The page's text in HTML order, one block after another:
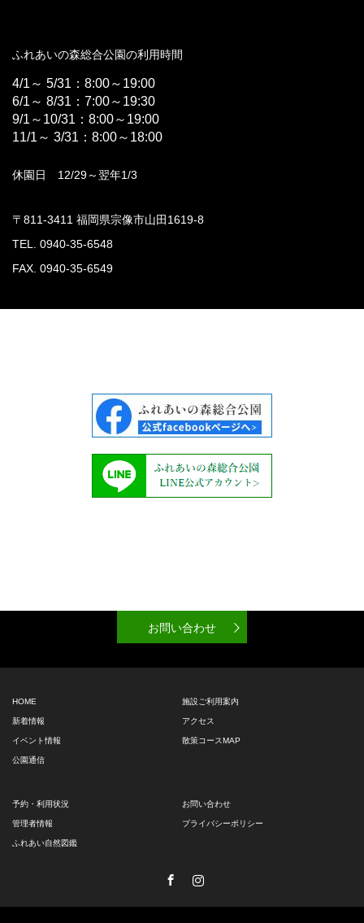
ふれあいの森総合公園の利用時間
4/1～ 5/31：8:00～19:00
6/1～ 8/31：7:00～19:30
9/1～10/31：8:00～19:00
11/1～ 3/31：8:00～18:00
休園日 12/29～翌年1/3
〒811-3411 福岡県宗像市山田1619-8
TEL. 0940-35-6548
FAX. 0940-35-6549
お問い合わせ
HOME
新着情報
イベント情報
公園通信
施設ご利用案内
アクセス
散策コースMAP
予約・利用状況
管理者情報
ふれあい自然図鑑
お問い合わせ
プライバシーポリシー